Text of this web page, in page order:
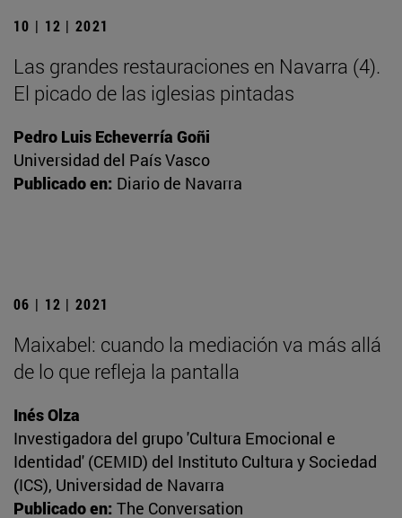
10 | 12 | 2021
Las grandes restauraciones en Navarra (4).
El picado de las iglesias pintadas
Pedro Luis Echeverría Goñi
Universidad del País Vasco
Publicado en: Diario de Navarra
06 | 12 | 2021
Maixabel: cuando la mediación va más allá
de lo que refleja la pantalla
Inés Olza
Investigadora del grupo 'Cultura Emocional e
Identidad' (CEMID) del Instituto Cultura y Sociedad
(ICS), Universidad de Navarra
Publicado en: The Conversation